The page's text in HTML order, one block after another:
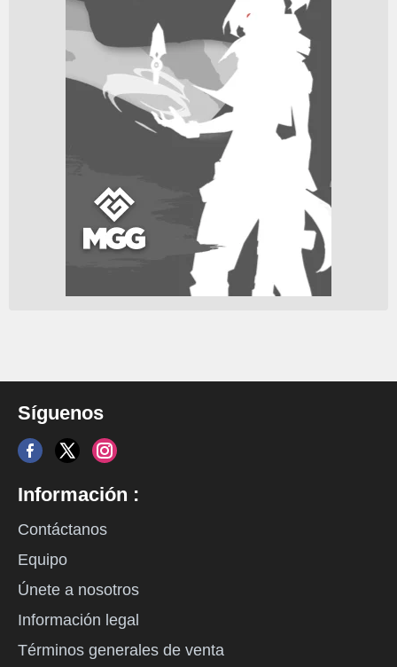
Síguenos
Información :
Contáctanos
Equipo
Únete a nosotros
Información legal
Términos generales de venta